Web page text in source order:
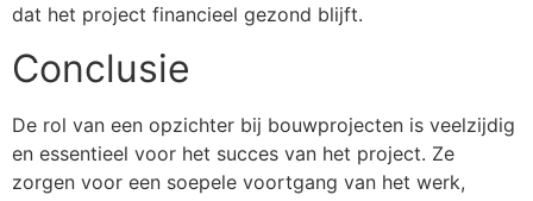
dat het project financieel gezond blijft.
Conclusie
De rol van een opzichter bij bouwprojecten is veelzijdig
en essentieel voor het succes van het project. Ze
zorgen voor een soepele voortgang van het werk,